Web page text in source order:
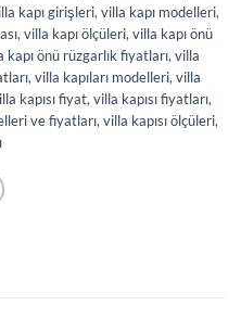
kapı girişleri, villa kapı modelleri,
, villa kapı ölçüleri, villa kapı önü
kapı önü rüzgarlık fiyatları, villa
, villa kapıları modelleri, villa
kapısı fiyat, villa kapısı fiyatları,
ve fiyatları, villa kapısı ölçüleri,